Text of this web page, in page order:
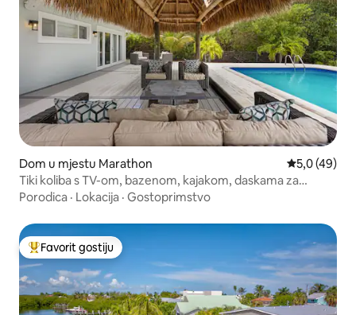
Dom u mjestu Marathon Prosječna
5,0 (49)
Tiki koliba s TV-om, bazenom, kajakom, daskama za
veslanje, biciklima!
Porodica · Lokacija · Gostoprimstvo
Glavni favorit gostiju
Favorit gostiju